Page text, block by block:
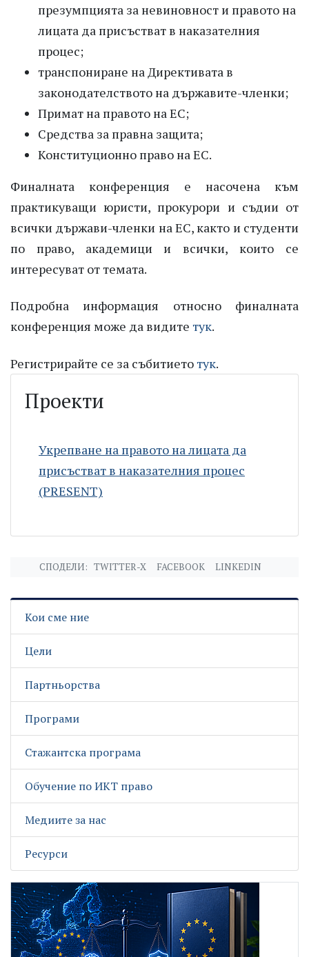
презумпцията за невиновност и правото на
лицата да присъстват в наказателния
процес;
транспониране на Директивата в
законодателството на държавите-членки;
Примат на правото на ЕС;
Средства за правна защита;
Конституционно право на ЕС.
Финалната конференция е насочена към
практикуващи юристи, прокурори и съдии от
всички държави-членки на ЕС, както и студенти
по право, академици и всички, които се
интересуват от темата.
Подробна информация относно финалната
конференция може да видите тук.
Регистрирайте се за събитиетотук.
Проекти
Укрепване на правото на лицата да
присъстват в наказателния процес
(PRESENT)
СПОДЕЛИ: TWITTER-X FACEBOOK LINKEDIN
Кои сме ние
Цели
Партньорства
Програми
Стажантска програма
Обучение по ИКТ право
Медиите за нас
Ресурси